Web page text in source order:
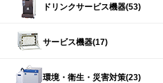
ドリンクサービス機器(53)
サービス機器(17)
環境・衛生・災害対策(23)